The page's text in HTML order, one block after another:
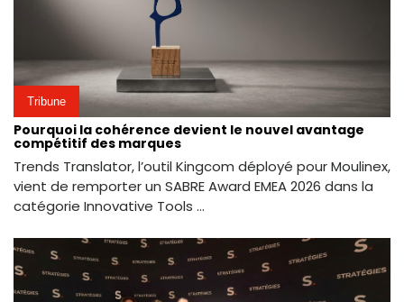
Tribune
Pourquoi la cohérence devient le nouvel avantage
compétitif des marques
Trends Translator, l’outil Kingcom déployé pour Moulinex,
vient de remporter un SABRE Award EMEA 2026 dans la
catégorie Innovative Tools ...